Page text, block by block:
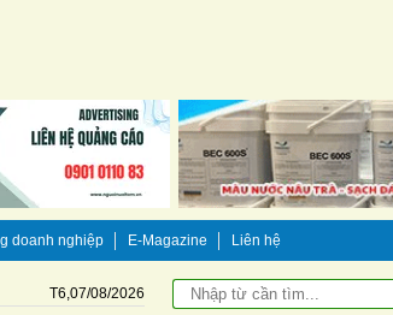
doanh nghiệp E-Magazine Liên hệ
T6,07/08/2026